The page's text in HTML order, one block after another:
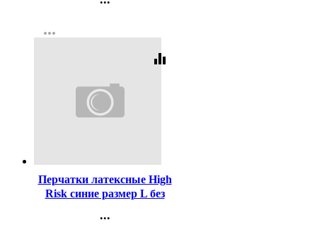
Регистрация
more_horiz
equalizer
Перчатки латексные High
Risk синие размер L без
1 пара
...